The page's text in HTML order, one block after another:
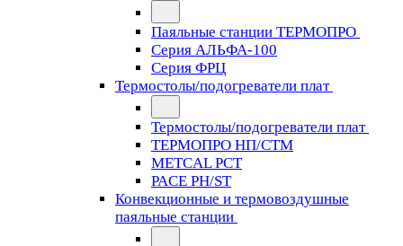
Паяльные станции ТЕРМОПРО
Серия АЛЬФА-100
Серия ФРЦ
Термостолы/подогреватели плат
Термостолы/подогреватели плат
ТЕРМОПРО НП/СТМ
METCAL PCT
PACE PH/ST
Конвекционные и термовоздушные
паяльные станции